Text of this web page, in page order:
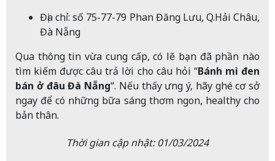
Địa chỉ: số 75-77-79 Phan Đăng Lưu, Q.Hải Châu,
Đà Nẵng
Qua thông tin vừa cung cấp, có lẽ bạn đã phần nào
tìm kiếm được câu trả lời cho câu hỏi “Bánh mì đen
bán ở đâu Đà Nẵng“. Nếu thấy ưng ý, hãy ghé cơ sở
ngay để có những bữa sáng thơm ngon, healthy cho
bản thân.
Thời gian cập nhật: 01/03/2024